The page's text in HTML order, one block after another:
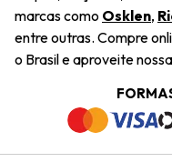
Sustentabilidade
Navegando
Termos e Condições
Trabalhe Conosco
Dúvidas Frequentes
Termos e Condições
Política de Privacidade
marcas como Osklen,
entre outras. Compre
o Brasil e aproveite